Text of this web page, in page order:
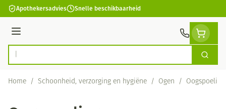
Ga naar de inhoud
Apothekersadvies Snelle beschikbaarheid
Menu
Product, merk, categorie... Zoek
Home / Schoonheid, verzorging en hygiëne / Ogen / Oogspoeling